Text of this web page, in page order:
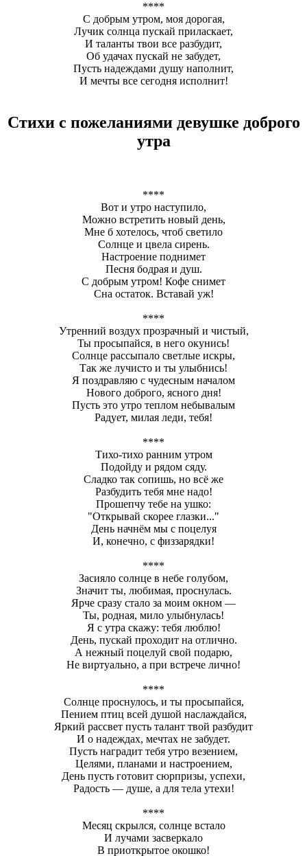
****
С добрым утром, моя дорогая,
Лучик солнца пускай приласкает,
И таланты твои все разбудит,
Об удачах пускай не забудет,
Пусть надеждами душу наполнит,
И мечты все сегодня исполнит!
Стихи с пожеланиями девушке доброго
утра
****
Вот и утро наступило,
Можно встретить новый день,
Мне б хотелось, чтоб светило
Солнце и цвела сирень.
Настроение поднимет
Песня бодрая и душ.
С добрым утром! Кофе снимет
Сна остаток. Вставай уж!
****
Утренний воздух прозрачный и чистый,
Ты просыпайся, в него окунись!
Солнце рассыпало светлые искры,
Так же лучисто и ты улыбнись!
Я поздравляю с чудесным началом
Нового доброго, ясного дня!
Пусть это утро теплом небывалым
Радует, милая леди, тебя!
****
Тихо-тихо ранним утром
Подойду и рядом сяду.
Сладко так сопишь, но всё же
Разбудить тебя мне надо!
Прошепчу тебе на ушко:
"Открывай скорее глазки..."
День начнём мы с поцелуя
И, конечно, с физзарядки!
****
Засияло солнце в небе голубом,
Значит ты, любимая, проснулась.
Ярче сразу стало за моим окном —
Ты, родная, мило улыбнулась!
Я с утра скажу: тебя люблю!
День, пускай проходит на отлично.
А нежный поцелуй свой подарю,
Не виртуально, а при встрече лично!
****
Солнце проснулось, и ты просыпайся,
Пением птиц всей душой наслаждайся,
Яркий рассвет пусть талант твой разбудит
И о надеждах, мечтах не забудет.
Пусть наградит тебя утро везением,
Целями, планами и настроением,
День пусть готовит сюрпризы, успехи,
Радость — душе, а для тела утехи!
****
Месяц скрылся, солнце встало
И лучами засверкало
В приоткрытое окошко!